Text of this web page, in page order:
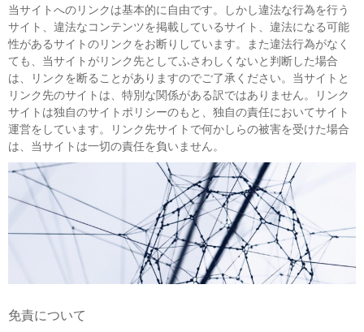
当サイトへのリンクは基本的に自由です。しかし違法な行為を行う
サイト、違法なコンテンツを掲載しているサイト、違法になる可能
性があるサイトのリンクをお断りしています。また違法行為がなく
ても、当サイトがリンク先としてふさわしくないと判断した場合
は、リンクを断ることがありますのでご了承ください。当サイトと
リンク先のサイトは、特別な関係がある訳ではありません。リンク
サイトは独自のサイトポリシーのもと、独自の責任においてサイト
運営をしています。リンク先サイトで何かしらの被害を受けた場合
は、当サイトは一切の責任を負いません。
免責について